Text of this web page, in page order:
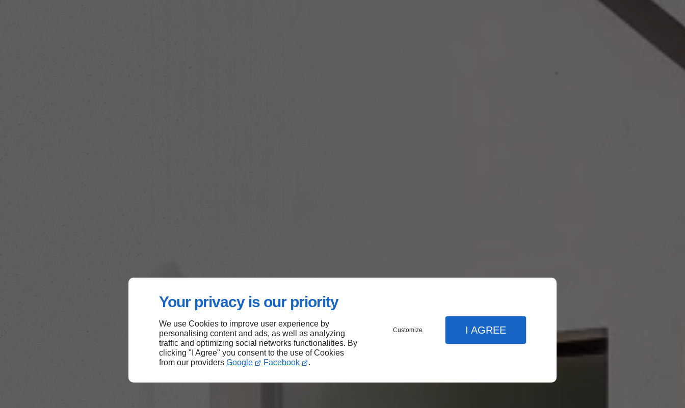
Your privacy is our priority
We use Cookies to improve user experience by
personalising content and ads, as well as analyzing
traffic and optimizing social networks functionalities. By
clicking "I Agree" you consent to the use of Cookies
from our providers Google Facebook .
Customize I AGREE